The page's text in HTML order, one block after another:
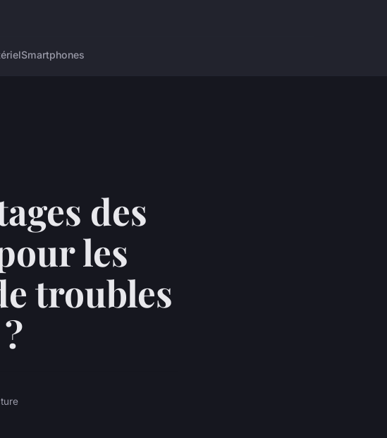
Smartphones
des
les
troubles